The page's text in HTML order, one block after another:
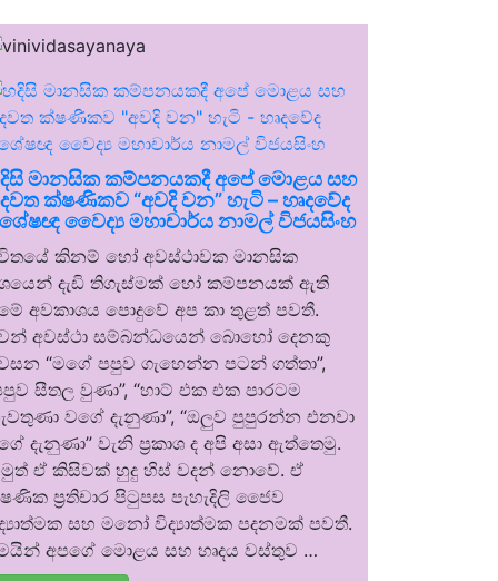
මානසික කම්පනයකදී අපේ මොළය සහ
ක්ෂණිකව “අවදි වන” හැටි – හෘදවේද
වෛද්‍ය මහාචාර්ය නාමල් විජයසිංහ
කිනම් හෝ අවස්ථාවක මානසික
දැඩි තිගැස්මක් හෝ කම්පනයක් ඇති
අවකාශය පොදුවේ අප කා තුළත් පවතී.
අවස්ථා සම්බන්ධයෙන් බොහෝ දෙනකු
“මගේ පපුව ගැහෙන්න පටන් ගත්තා”,
සීතල වුණා”, “හාට් එක එක පාරටම
වගේ දැනුණා”, “ඔලුව පුපුරන්න එනවා
දැනුණා” වැනි ප්‍රකාශ ද අපි අසා ඇත්තෙමු.
ඒ කිසිවක් හුදු හිස් වදන් නොවේ. ඒ
ප්‍රතිචාර පිටුපස පැහැදිලි ජෛව
සහ මනෝ විද්‍යාත්මක පදනමක් පවතී.
අපගේ මොළය සහ හෘදය වස්තුව …